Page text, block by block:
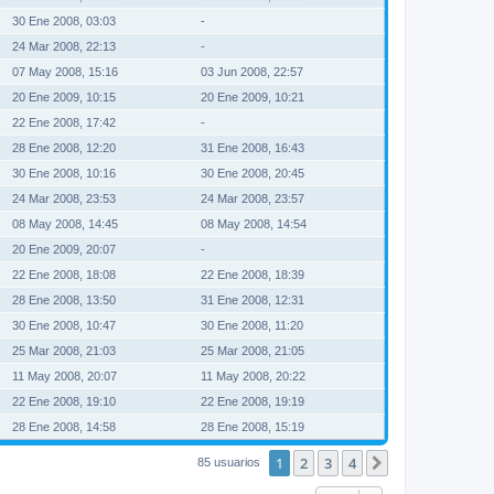
30 Ene 2008, 03:03
-
24 Mar 2008, 22:13
-
07 May 2008, 15:16
03 Jun 2008, 22:57
20 Ene 2009, 10:15
20 Ene 2009, 10:21
22 Ene 2008, 17:42
-
28 Ene 2008, 12:20
31 Ene 2008, 16:43
30 Ene 2008, 10:16
30 Ene 2008, 20:45
24 Mar 2008, 23:53
24 Mar 2008, 23:57
08 May 2008, 14:45
08 May 2008, 14:54
20 Ene 2009, 20:07
-
22 Ene 2008, 18:08
22 Ene 2008, 18:39
28 Ene 2008, 13:50
31 Ene 2008, 12:31
30 Ene 2008, 10:47
30 Ene 2008, 11:20
25 Mar 2008, 21:03
25 Mar 2008, 21:05
11 May 2008, 20:07
11 May 2008, 20:22
22 Ene 2008, 19:10
22 Ene 2008, 19:19
28 Ene 2008, 14:58 28 Ene 2008, 15:19
85 usuarios 1 2 3 4